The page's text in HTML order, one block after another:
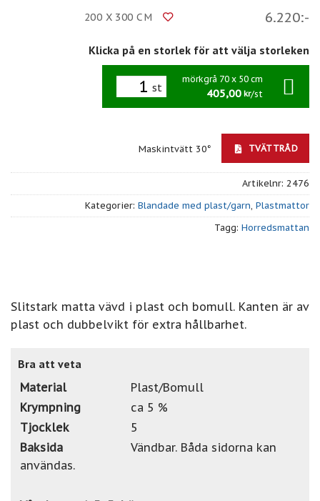
200 X 300 CM 6.220:-
Klicka på en storlek för att välja storleken
st
mörkgrå 70 x 50 cm
405,00 kr/st
Maskintvätt 30° TVÄTTRÅD
Artikelnr: 2476
Kategorier: Blandade med plast/garn, Plastmattor
Tagg: Horredsmattan
Slitstark matta vävd i plast och bomull. Kanten är av
plast och dubbelvikt för extra hållbarhet.
Bra att veta
Material
Plast/Bomull
Krympning
ca 5 %
Tjocklek
5
Baksida
Vändbar. Båda sidorna kan
användas.